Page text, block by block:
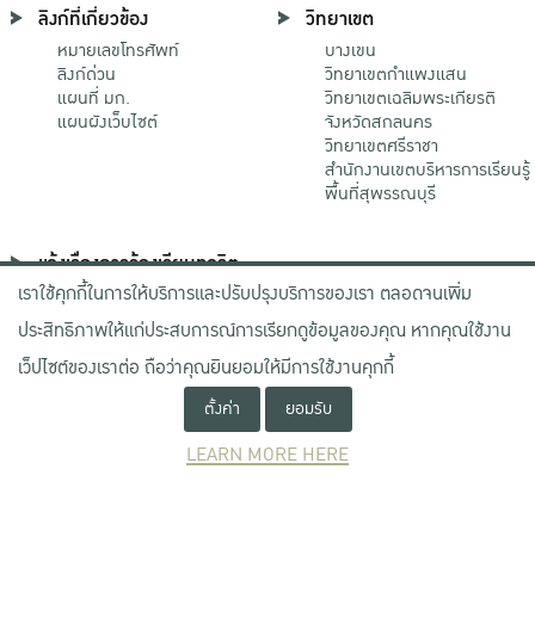
ลิงก์ที่เกี่ยวข้อง
หมายเลขโทรศัพท์
ลิงก์ด่วน
แผนที่ มก.
แผนผังเว็บไซต์
วิทยาเขต
บางเขน
วิทยาเขตกําแพงแสน
วิทยาเขตเฉลิมพระเกียรติ
จังหวัดสกลนคร
วิทยาเขตศรีราชา
สำนักงานเขตบริหารการเรียนรู้
พื้นที่สุพรรณบุรี
แจ้งเรื่องการร้องเรียนทุจริต
ช่องทางมหาวิทยาลัย
เกษตรศาสตร์
ช่องทางสำนักงาน ป.ป.ช.
ช่องทางสำนักงาน ป.ป.ท.
NEWCOMER
เราใช้คุกกี้ในการให้บริการและปรับปรุงบริการของเรา ตลอดจนเพิ่ม
ประสิทธิภาพให้แก่ประสบการณ์การเรียกดูข้อมูลของคุณ หากคุณใช้งาน
เว็ปไซต์ของเราต่อ ถือว่าคุณยินยอมให้มีการใช้งานคุกกี้
ตั้งค่า ยอมรับ
LEARN MORE HERE